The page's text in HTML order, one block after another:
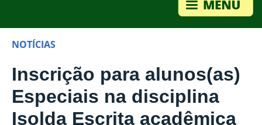
NOTÍCIAS
Inscrição para alunos(as)
Especiais na disciplina
Isolda Escrita acadêmica